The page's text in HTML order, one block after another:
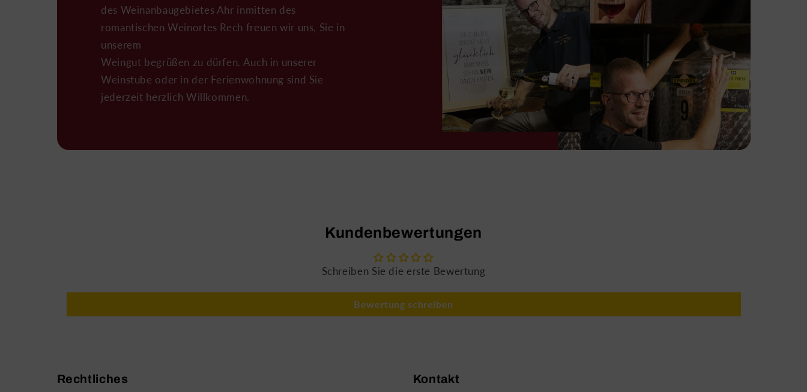
des Weinanbaugebietes Ahr inmitten des
romantischen Weinortes Rech freuen wir uns, Sie in
unserem
Weingut begrüßen zu dürfen. Auch in unserer
Weinstube oder in der Ferienwohnung sind Sie
jederzeit herzlich Willkommen.
Kundenbewertungen
Schreiben Sie die erste Bewertung
Bewertung schreiben
Rechtliches Kontakt